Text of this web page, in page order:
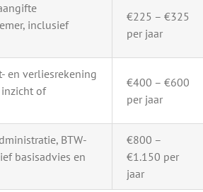
inclusief
€225 – €325
per jaar
en verliesrekening
of
€400 – €600
per jaar
BTW-
basisadvies en
€800 –
€1.150 per
jaar